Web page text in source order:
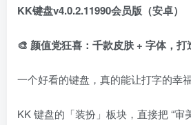
KK键盘v4.0.2.11990会员版（安卓）
🎨 颜值党狂喜：千款皮肤 + 字体，
一个好看的键盘，真的能让打字的幸
KK 键盘的「装扮」板块，直接把 “审